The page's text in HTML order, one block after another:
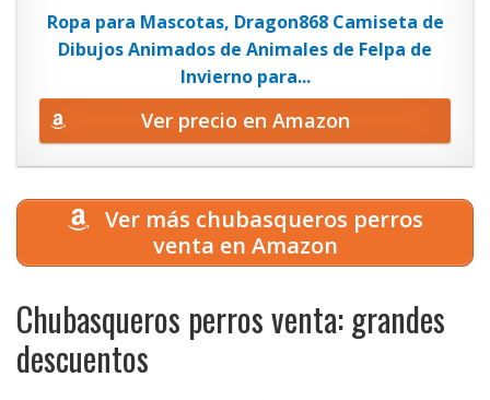
Ropa para Mascotas, Dragon868 Camiseta de
Dibujos Animados de Animales de Felpa de
Invierno para...
Ver precio en Amazon
Ver más chubasqueros perros
venta en Amazon
Chubasqueros perros venta: grandes
descuentos